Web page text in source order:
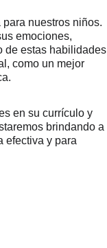
nuestros niños.
emociones,
de estas habilidades
como un mejor
en su currículo y
brindando a
efectiva y para